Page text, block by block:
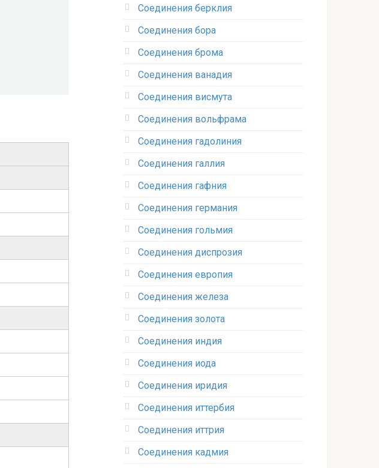
Соединения берклия
Соединения бора‎
Соединения брома‎
Соединения ванадия‎
Соединения висмута
Соединения вольфрама‎
Соединения гадолиния‎
Соединения галлия‎
Соединения гафния‎
Соединения германия‎
Соединения гольмия‎
Соединения диспрозия‎ ‎
Соединения европия‎
Соединения железа‎
Соединения золота‎
Соединения индия
Соединения иода‎
Соединения иридия
Соединения иттербия‎
Соединения иттрия‎
Соединения кадмия